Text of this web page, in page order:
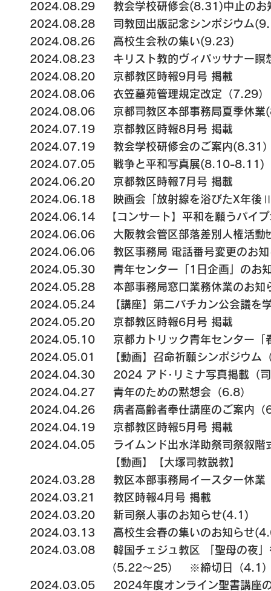
2024.08.29 教会学校研修会(8.31)中止のお
2024.08.28 司教団出版記念シンポジウム
2024.08.26 高校生会秋の集い(9.23)
2024.08.23 キリスト教的ヴィパッサナー瞑
2024.08.20 京都教区時報9月号 掲載
2024.08.06 衣笠墓苑管理規定改定（7.29）
2024.08.06 京都司教区本部事務局夏季休
2024.07.19 京都教区時報8月号 掲載
2024.07.19 教会学校研修会のご案内(8.31
2024.07.05 戦争と平和写真展(8.10-
2024.06.20 京都教区時報7月号 掲載
2024.06.18
映画会「放射線を浴びたX年後
2024.06.14 【コンサート】 平和を願うパイ
2024.06.06 大阪教会管区部落差別人権活動ｾ
2024.06.06 教区事務局 電話番号変更のお知
2024.05.30 青年センター「1 日企画」のお
2024.05.28 本部事務局窓口業務休業のお知
2024.05.24 【講座】第二バチカン公会議を
2024.05.20 京都教区時報6月号 掲載
2024.05.10 京都カトリック青年センター「
2024.05.01 【動画】召命祈願シンポジウム
2024.04.30 2024 アド･リミナ写真掲載（司
2024.04.27 青年のための黙想会（6.8）
2024.04.26 病者高齢者奉仕講座のご案内（
2024.04.19 京都教区時報5月号 掲載
2024.04.05 ライムンド出水洋助祭司祭叙階
【動画】【大塚司教説教】
2024.03.28 教区本部事務局イースター休
2024.03.21 教区時報4月号 掲載
2024.03.20 新司祭人事のお知らせ(4.1)
2024.03.13 高校生会春の集いのお知らせ
2024.03.08 韓国チェジュ教区 「聖母の夜」
（5.22～25）
※締切日（4.1
2024.03.05 2024年度オンライン聖書講座